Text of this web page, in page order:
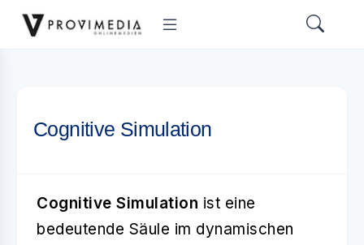
Cognitive Simulation
Cognitive Simulation ist eine
bedeutende Säule im dynamischen